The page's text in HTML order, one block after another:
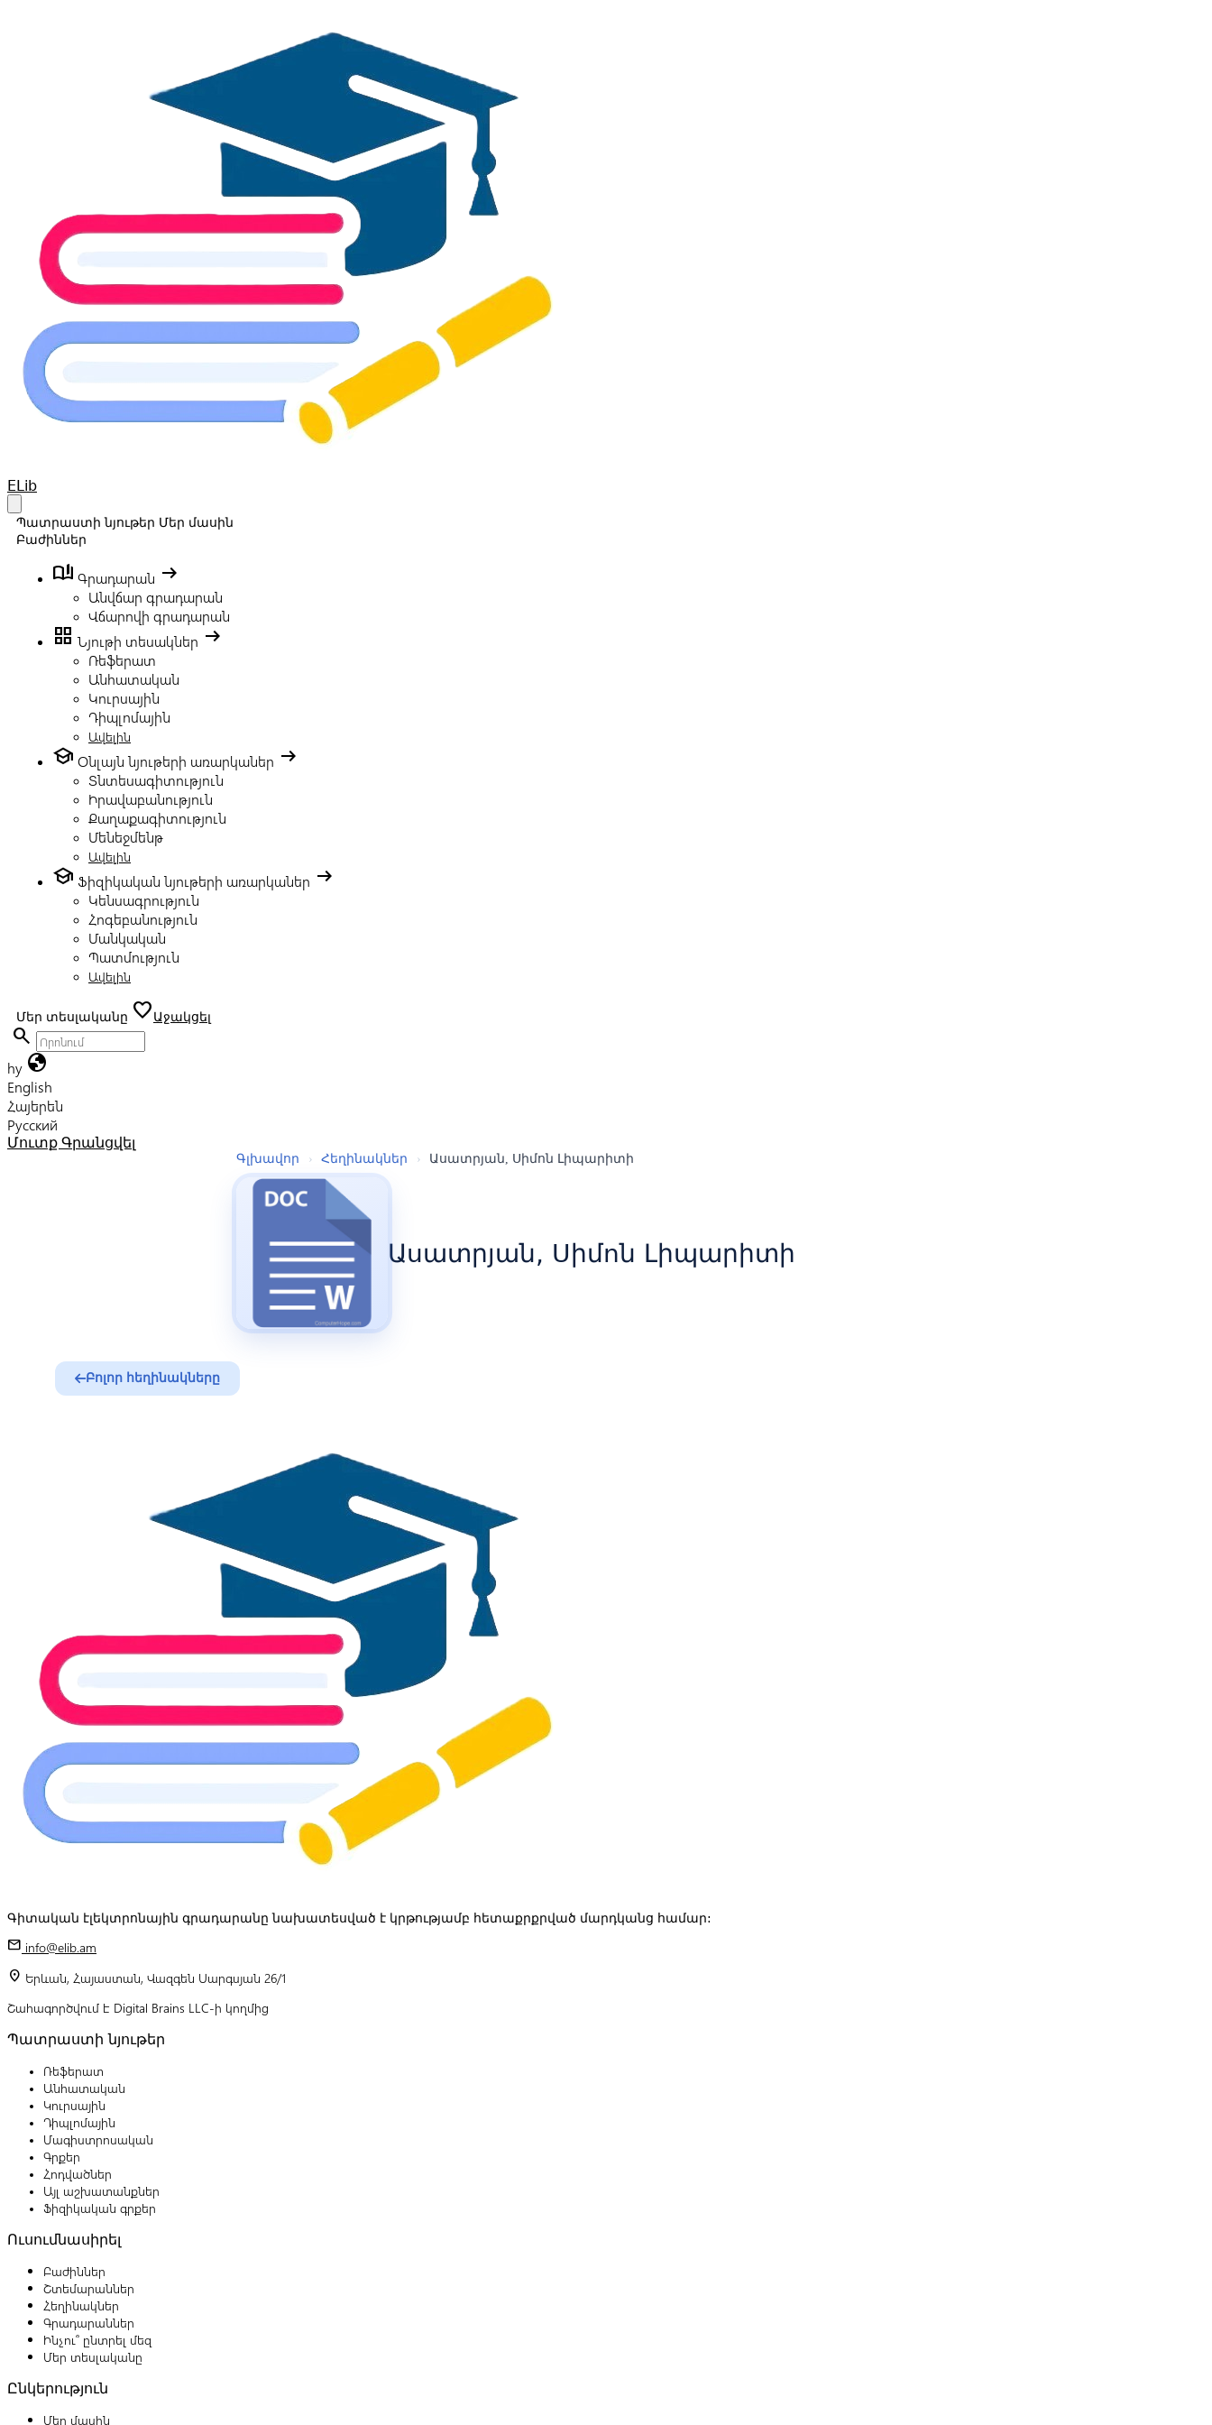
Your Company
ELib
Պատրաստի նյութեր Մեր մասին
Բաժիններ
book_ribbon Գրադարան arrow_right_alt
Անվճար գրադարան
Վճարովի գրադարան
grid_view Նյութի տեսակներ arrow_right_alt
Ռեֆերատ
Անհատական
Կուրսային
Դիպլոմային
Ավելին
school Օնլայն նյութերի առարկաներ arrow_right_alt
Տնտեսագիտություն
Իրավաբանություն
Քաղաքագիտություն
Մենեջմենթ
Ավելին
school Ֆիզիկական նյութերի առարկաներ arrow_right_alt
Կենսագրություն
Հոգեբանություն
Մանկական
Պատմություն
Ավելին
Մեր տեսլականը favoriteԱջակցել
search
hy globe
English
Հայերեն
Русский
Մուտք Գրանցվել
Գլխավոր › Հեղինակներ › Ասատրյան, Սիմոն Լիպարիտի
Ասատրյան, Սիմոն Լիպարիտի
Բոլոր հեղինակները
Գիտական էլեկտրոնային գրադարանը նախատեսված է կրթությամբ հետաքրքրված մարդկանց համար:
mail info@elib.am
location_on Երևան, Հայաստան, Վազգեն Սարգսյան 26/1
Շահագործվում է Digital Brains LLC-ի կողմից
Պատրաստի նյութեր
Ռեֆերատ
Անհատական
Կուրսային
Դիպլոմային
Մագիստրոսական
Գրքեր
Հոդվածներ
Այլ աշխատանքներ
Ֆիզիկական գրքեր
Ուսումնասիրել
Բաժիններ
Շտեմարաններ
Հեղինակներ
Գրադարաններ
Ինչու՞ ընտրել մեզ
Մեր տեսլականը
Ընկերություն
Մեր մասին